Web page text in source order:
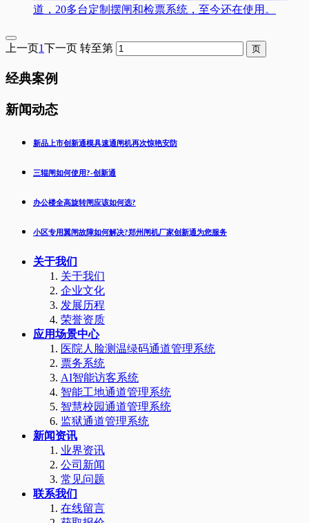
道，20多台定制摆闸和检票系统，至今还在使用。
上一页1下一页 转至第
经典案例
新闻动态
新品上市创新通模具速通闸机再次惊艳安防
三辊闸如何使用?-创新通
办公楼全高旋转闸应该如何选?
小区专用翼闸故障如何解决?郑州闸机厂家创新通为您服务
关于我们
关于我们
企业文化
发展历程
荣誉资质
应用场景中心
医院人脸测温绿码通道管理系统
票务系统
AI智能访客系统
智能工地通道管理系统
智慧校园通道管理系统
监狱通道管理系统
新闻资讯
业界资讯
公司新闻
常见问题
联系我们
在线留言